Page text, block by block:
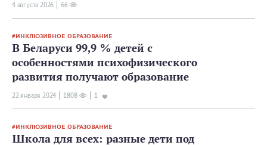
4 августа 2026 66
ИНКЛЮЗИВНОЕ ОБРАЗОВАНИЕ
В Беларуси 99,9 % детей с
особенностями психофизического
развития получают образование
22 января 2024 1808 1
ИНКЛЮЗИВНОЕ ОБРАЗОВАНИЕ
Школа для всех: разные дети под